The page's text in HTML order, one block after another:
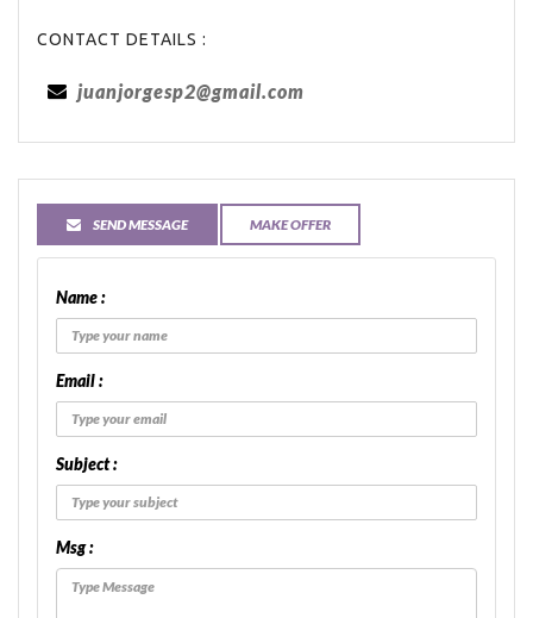
CONTACT DETAILS :
juanjorgesp2@gmail.com
SEND MESSAGE MAKE OFFER
Name :
Email :
Subject :
Msg :